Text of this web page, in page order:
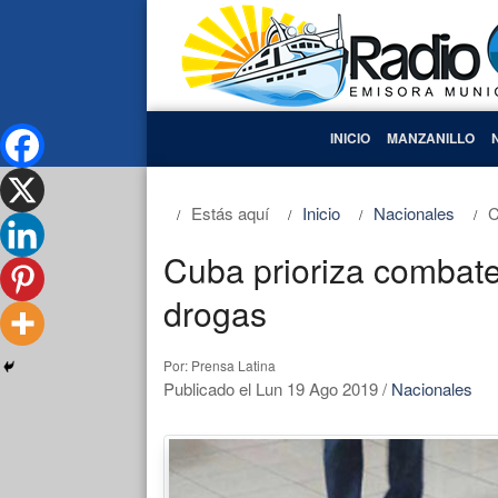
INICIO MANZANILLO
Estás aquí Inicio Nacionales
Cuba prioriza
drogas
Por: Prensa Latina
Publicado el Lun 19 Ago 2019/ Nacionales